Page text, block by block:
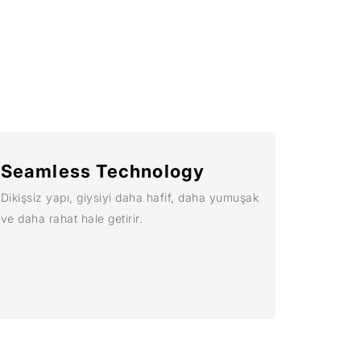
Seamless Technology
Dikişsiz yapı, giysiyi daha hafif, daha yumuşak
ve daha rahat hale getirir.